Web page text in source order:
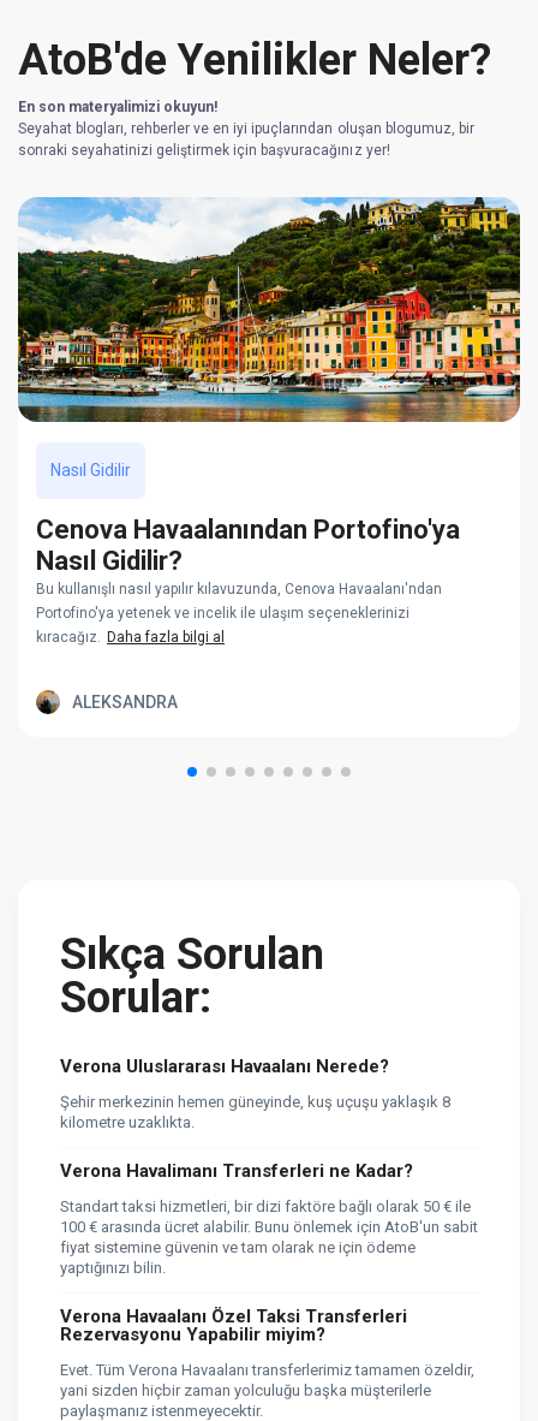
AtoB'de Yenilikler Neler?
En son materyalimizi okuyun!
Seyahat blogları, rehberler ve en iyi ipuçlarından oluşan blogumuz, bir
sonraki seyahatinizi geliştirmek için başvuracağınız yer!
Nasıl Gidilir
Cenova Havaalanından Portofino'ya
Nasıl Gidilir?
Bu kullanışlı nasıl yapılır kılavuzunda, Cenova Havaalanı'ndan
Portofino'ya yetenek ve incelik ile ulaşım seçeneklerinizi
kıracağız.
Daha fazla bilgi al
ALEKSANDRA
Sıkça Sorulan
Sorular:
Verona Uluslararası Havaalanı Nerede?
Şehir merkezinin hemen güneyinde, kuş uçuşu yaklaşık 8
kilometre uzaklıkta.
Verona Havalimanı Transferleri ne Kadar?
Standart taksi hizmetleri, bir dizi faktöre bağlı olarak 50 € ile
100 € arasında ücret alabilir. Bunu önlemek için AtoB'un sabit
fiyat sistemine güvenin ve tam olarak ne için ödeme
yaptığınızı bilin.
Verona Havaalanı Özel Taksi Transferleri
Rezervasyonu Yapabilir miyim?
Evet. Tüm Verona Havaalanı transferlerimiz tamamen özeldir,
yani sizden hiçbir zaman yolculuğu başka müşterilerle
paylaşmanız istenmeyecektir.